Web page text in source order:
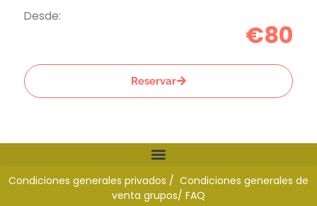
Desde:
€80
Reservar
Condiciones generales privados / Condiciones generales de
venta grupos/ FAQ